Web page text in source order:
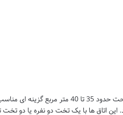
اتاق های استاندارد دو نفره در هتل دمورا آنکارا با
این اتاق ها با یک تخت دو نفره یا دو